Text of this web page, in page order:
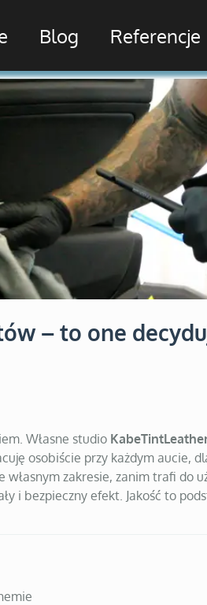
Blog Referencje
– to one
Własne studio
osobiście przy każdym aucie,
zakresie, zanim trafi do
i bezpieczny efekt. Jakość to